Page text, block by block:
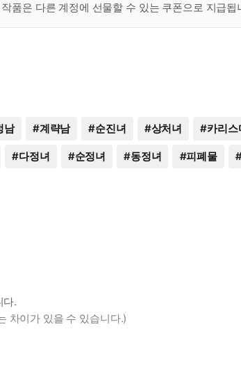
품은 다른 계정에 선물할 수 있는 쿠폰으로 지급됩
남 #계략남 #순진녀 #상처녀 #카리스
#다정녀 #순정녀 #동정녀 #피폐물
다.
차이가 있을 수 있습니다.)